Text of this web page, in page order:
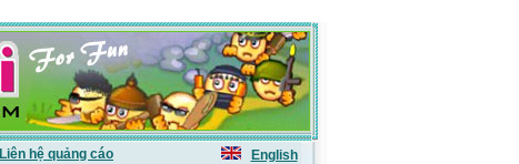
Liên hệ quảng cáo
English